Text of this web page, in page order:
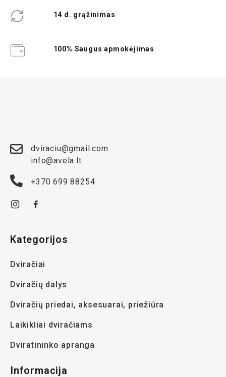
14 d. grąžinimas
100% Saugus apmokėjimas
dviraciu@gmail.com
info@avela.lt
+370 699 88254
Kategorijos
Dviračiai
Dviračių dalys
Dviračių priedai, aksesuarai, priežiūra
Laikikliai dviračiams
Dviratininko apranga
Informacija